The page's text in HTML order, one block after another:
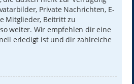
Private Nachrichten, E-
Mitglieder, Beitritt zu
weiter. Wir empfehlen dir eine
erledigt ist und dir zahlreiche